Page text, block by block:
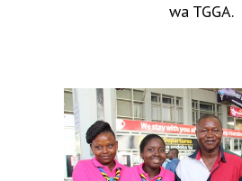
wa TGGA.